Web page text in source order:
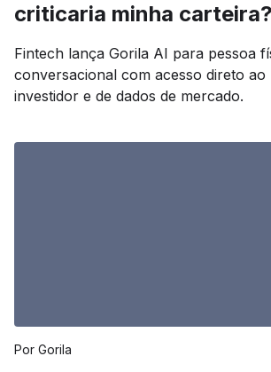
criticaria minha
Fintech lança Gorila AI para pessoa
conversacional com acesso direto
investidor e de dados de mercado.
Por Gorila